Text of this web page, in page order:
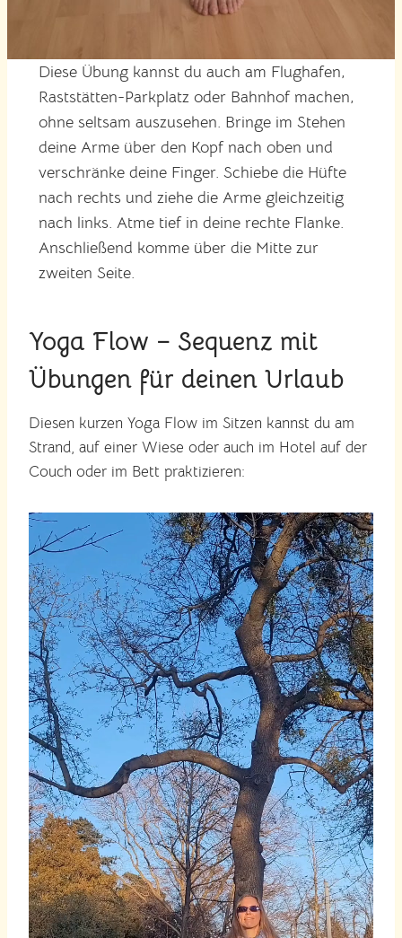
Diese Übung kannst du auch am Flughafen,
Raststätten-Parkplatz oder Bahnhof machen,
ohne seltsam auszusehen. Bringe im Stehen
deine Arme über den Kopf nach oben und
verschränke deine Finger. Schiebe die Hüfte
nach rechts und ziehe die Arme gleichzeitig
nach links. Atme tief in deine rechte Flanke.
Anschließend komme über die Mitte zur
zweiten Seite.
Yoga Flow – Sequenz mit
Übungen für deinen Urlaub
Diesen kurzen Yoga Flow im Sitzen kannst du am
Strand, auf einer Wiese oder auch im Hotel auf der
Couch oder im Bett praktizieren: